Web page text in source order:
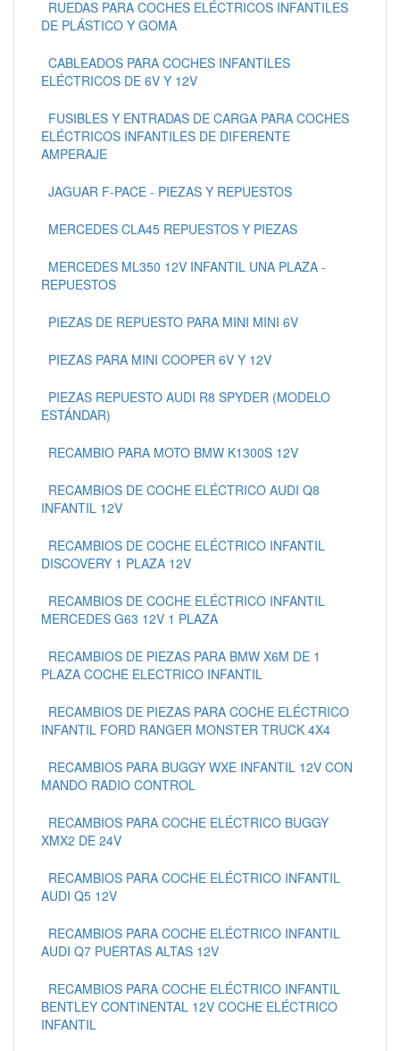
RUEDAS PARA COCHES ELÉCTRICOS INFANTILES
DE PLÁSTICO Y GOMA
CABLEADOS PARA COCHES INFANTILES
ELÉCTRICOS DE 6V Y 12V
FUSIBLES Y ENTRADAS DE CARGA PARA COCHES
ELÉCTRICOS INFANTILES DE DIFERENTE
AMPERAJE
JAGUAR F-PACE - PIEZAS Y REPUESTOS
MERCEDES CLA45 REPUESTOS Y PIEZAS
MERCEDES ML350 12V INFANTIL UNA PLAZA -
REPUESTOS
PIEZAS DE REPUESTO PARA MINI MINI 6V
PIEZAS PARA MINI COOPER 6V Y 12V
PIEZAS REPUESTO AUDI R8 SPYDER (MODELO
ESTÁNDAR)
RECAMBIO PARA MOTO BMW K1300S 12V
RECAMBIOS DE COCHE ELÉCTRICO AUDI Q8
INFANTIL 12V
RECAMBIOS DE COCHE ELÉCTRICO INFANTIL
DISCOVERY 1 PLAZA 12V
RECAMBIOS DE COCHE ELÉCTRICO INFANTIL
MERCEDES G63 12V 1 PLAZA
RECAMBIOS DE PIEZAS PARA BMW X6M DE 1
PLAZA COCHE ELECTRICO INFANTIL
RECAMBIOS DE PIEZAS PARA COCHE ELÉCTRICO
INFANTIL FORD RANGER MONSTER TRUCK 4X4
RECAMBIOS PARA BUGGY WXE INFANTIL 12V CON
MANDO RADIO CONTROL
RECAMBIOS PARA COCHE ELÉCTRICO BUGGY
XMX2 DE 24V
RECAMBIOS PARA COCHE ELÉCTRICO INFANTIL
AUDI Q5 12V
RECAMBIOS PARA COCHE ELÉCTRICO INFANTIL
AUDI Q7 PUERTAS ALTAS 12V
RECAMBIOS PARA COCHE ELÉCTRICO INFANTIL
BENTLEY CONTINENTAL 12V COCHE ELÉCTRICO
INFANTIL